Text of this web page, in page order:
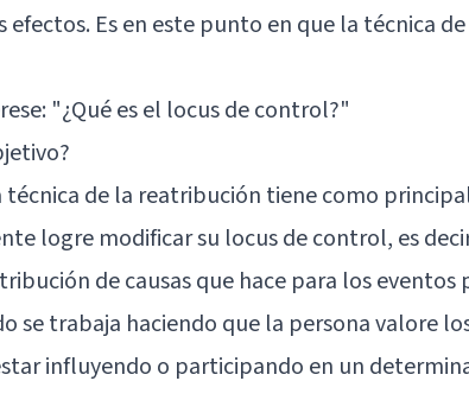
efectos. Es en este punto en que la técnica
"¿Qué es el locus de control?"
técnica de la reatribución tiene como
logre modificar su locus de control, es
de causas que hace para los eventos
se trabaja haciendo que la persona valore
influyendo o participando en un